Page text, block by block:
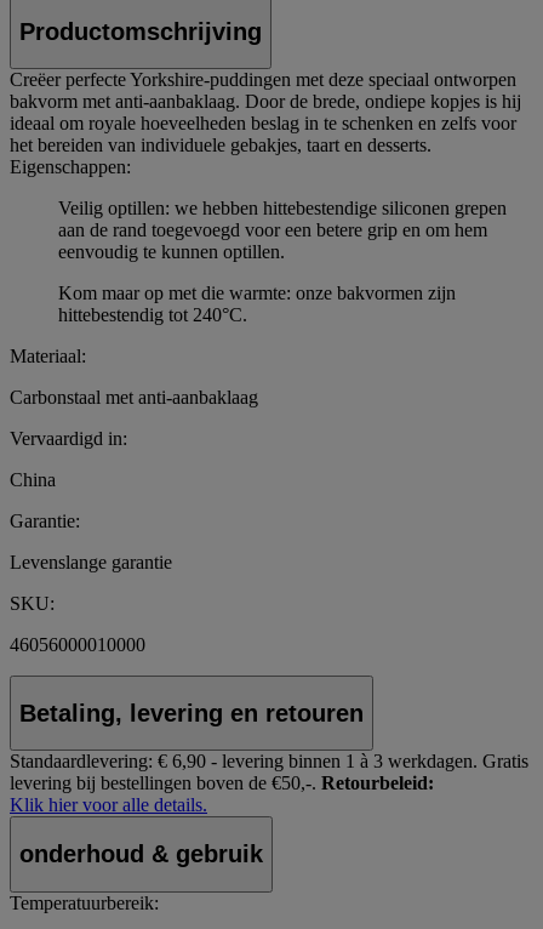
Productomschrijving
Creëer perfecte Yorkshire-puddingen met deze speciaal ontworpen
bakvorm met anti-aanbaklaag. Door de brede, ondiepe kopjes is hij
ideaal om royale hoeveelheden beslag in te schenken en zelfs voor
het bereiden van individuele gebakjes, taart en desserts.
Eigenschappen:
Veilig optillen: we hebben hittebestendige siliconen grepen
aan de rand toegevoegd voor een betere grip en om hem
eenvoudig te kunnen optillen.
Kom maar op met die warmte: onze bakvormen zijn
hittebestendig tot 240°C.
Materiaal:
Carbonstaal met anti-aanbaklaag
Vervaardigd in:
China
Garantie:
Levenslange garantie
SKU:
46056000010000
Betaling, levering en retouren
Standaardlevering: € 6,90 - levering binnen 1 à 3 werkdagen. Gratis
levering bij bestellingen boven de €50,-. Retourbeleid:
Klik hier voor alle details.
onderhoud & gebruik
Temperatuurbereik: